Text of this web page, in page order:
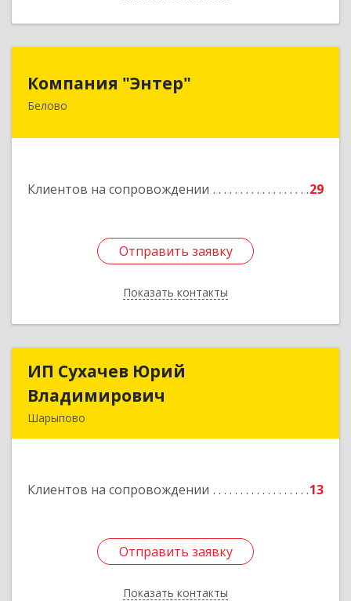
Компания "Энтер"
Белово
Клиентов на сопровождении 29
Отправить заявку
Показать контакты
652600, Кемеровская обл, Белово г, Почтовый
Отправить заявку
Назад
ИП Сухачев Юрий
Владимирович
Шарыпово
Клиентов на сопровождении 13
Отправить заявку
Показать контакты
ИП Сухачев Юрий
Подробнее
Отправить заявку
Назад